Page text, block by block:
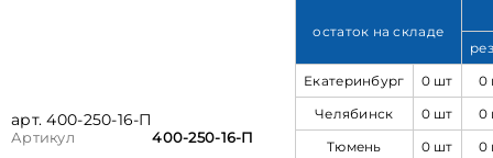
арт. 400-250-16-П
Артикул
400-250-16-П
остаток на складе
Екатеринбург
0 шт
0
Челябинск
0 шт
0
Тюмень
0 шт
0